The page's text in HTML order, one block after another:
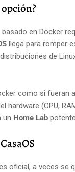
opción?
en Docker
llega para romper
de
como si fueran
hardware (CPU,
un Home Lab
oficial, a veces se